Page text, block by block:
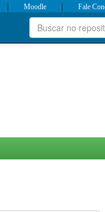
| Moodle | Fale